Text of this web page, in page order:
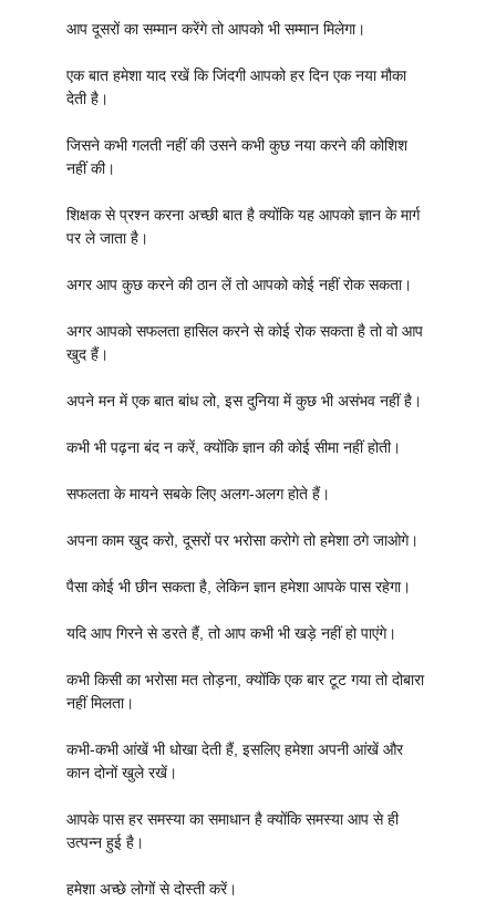
आप दूसरों का सम्मान करेंगे तो आपको भी सम्मान मिलेगा।
एक बात हमेशा याद रखें कि जिंदगी आपको हर दिन एक नया मौका
देती है।
जिसने कभी गलती नहीं की उसने कभी कुछ नया करने की कोशिश
नहीं की।
शिक्षक से प्रश्न करना अच्छी बात है क्योंकि यह आपको ज्ञान के मार्ग
पर ले जाता है।
अगर आप कुछ करने की ठान लें तो आपको कोई नहीं रोक सकता।
अगर आपको सफलता हासिल करने से कोई रोक सकता है तो वो आप
खुद हैं।
अपने मन में एक बात बांध लो, इस दुनिया में कुछ भी असंभव नहीं है।
कभी भी पढ़ना बंद न करें, क्योंकि ज्ञान की कोई सीमा नहीं होती।
सफलता के मायने सबके लिए अलग-अलग होते हैं।
अपना काम खुद करो, दूसरों पर भरोसा करोगे तो हमेशा ठगे जाओगे।
पैसा कोई भी छीन सकता है, लेकिन ज्ञान हमेशा आपके पास रहेगा।
यदि आप गिरने से डरते हैं, तो आप कभी भी खड़े नहीं हो पाएंगे।
कभी किसी का भरोसा मत तोड़ना, क्योंकि एक बार टूट गया तो दोबारा
नहीं मिलता।
कभी-कभी आंखें भी धोखा देती हैं, इसलिए हमेशा अपनी आंखें और
कान दोनों खुले रखें।
आपके पास हर समस्या का समाधान है क्योंकि समस्या आप से ही
उत्पन्न हुई है।
हमेशा अच्छे लोगों से दोस्ती करें।